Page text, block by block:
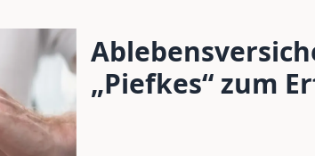
„Piefkes“ zum